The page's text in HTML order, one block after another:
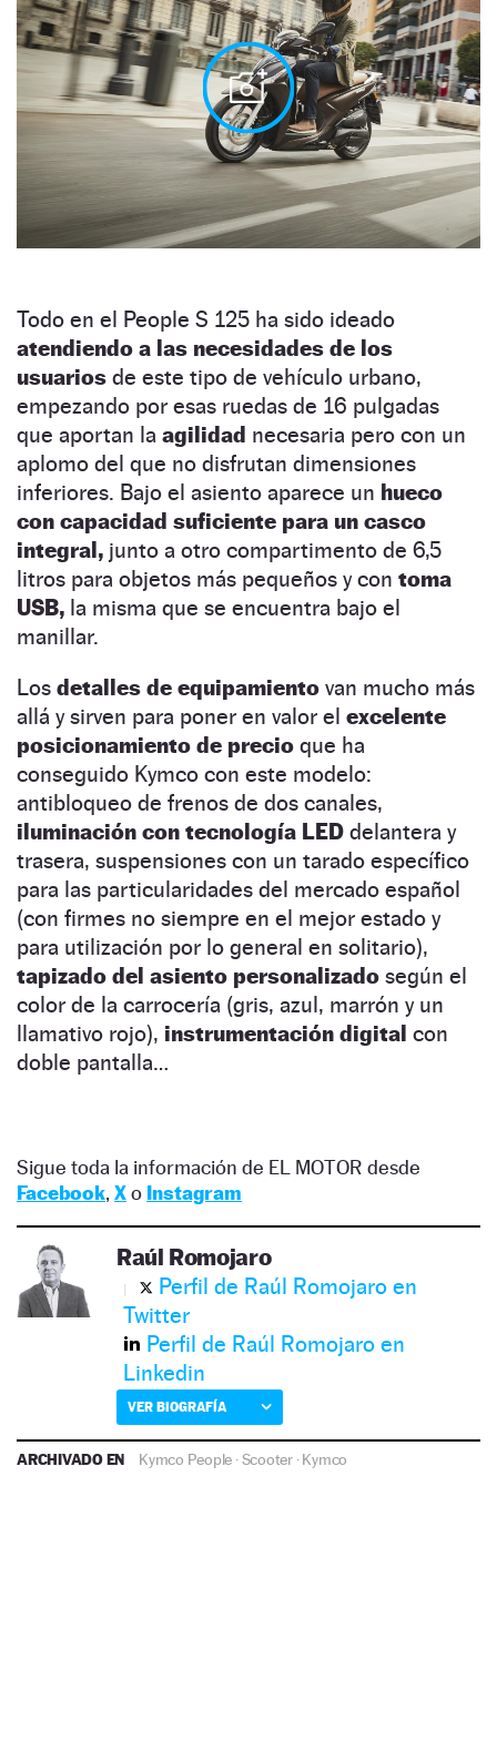
Todo en el People S 125 ha sido ideado
atendiendo a las necesidades de los
usuarios de este tipo de vehículo urbano,
empezando por esas ruedas de 16 pulgadas
que aportan la agilidad necesaria pero con un
aplomo del que no disfrutan dimensiones
inferiores. Bajo el asiento aparece un hueco
con capacidad suficiente para un casco
integral, junto a otro compartimento de 6,5
litros para objetos más pequeños y con toma
USB, la misma que se encuentra bajo el
manillar.
Los detalles de equipamiento van mucho más
allá y sirven para poner en valor el excelente
posicionamiento de precio que ha
conseguido Kymco con este modelo:
antibloqueo de frenos de dos canales,
iluminación con tecnología LED delantera y
trasera, suspensiones con un tarado específico
para las particularidades del mercado español
(con firmes no siempre en el mejor estado y
para utilización por lo general en solitario),
tapizado del asiento personalizado según el
color de la carrocería (gris, azul, marrón y un
llamativo rojo), instrumentación digital con
doble pantalla…
Sigue toda la información de EL MOTOR desde
Facebook, Xo Instagram
Raúl Romojaro
Perfil de Raúl Romojaro en
Twitter
Perfil de Raúl Romojaro en
Linkedin
VER BIOGRAFÍA
ARCHIVADO EN Kymco People ·Scooter·Kymco